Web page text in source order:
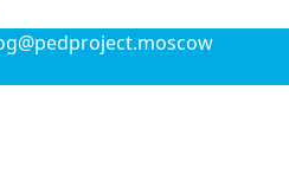
педагогов